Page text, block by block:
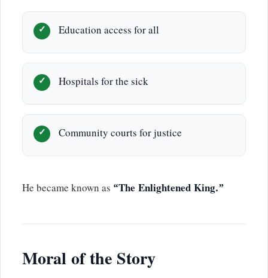
Education access for all
Hospitals for the sick
Community courts for justice
He became known as “The Enlightened King.”
Moral of the Story